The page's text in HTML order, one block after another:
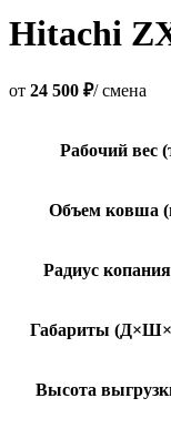
Hitachi
от 24 500 ₽/ смена
Рабочий вес
Объем ковша
Радиус
Габариты
Высота